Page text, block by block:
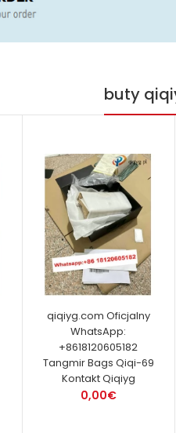
buty
qiqiyg.com Oficjalny
WhatsApp:
+8618120605182
Tangmir Bags Qiqi-69
Kontakt Qiqiyg
0,00€